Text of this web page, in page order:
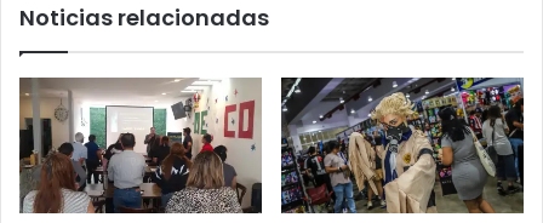
Noticias relacionadas